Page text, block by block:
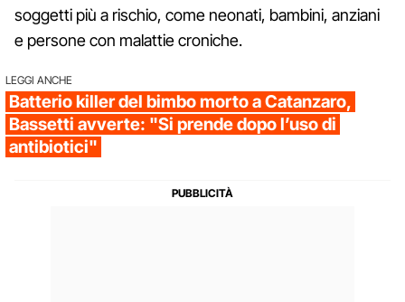
soggetti più a rischio, come neonati, bambini, anziani
e persone con malattie croniche.
LEGGI ANCHE
Batterio killer del bimbo morto a Catanzaro,
Bassetti avverte: "Si prende dopo l’uso di
antibiotici"